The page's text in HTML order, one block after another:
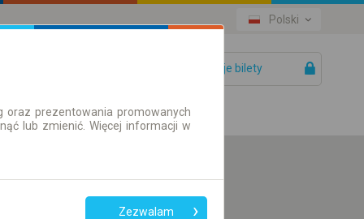
Polski
Twoje bilety
oraz prezentowania promowanych
lub zmienić. Więcej informacji w
Zezwalam